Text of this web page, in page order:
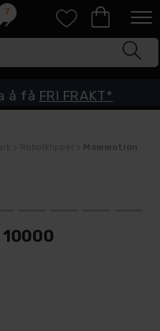
7
å få FRI FRAKT*
10000